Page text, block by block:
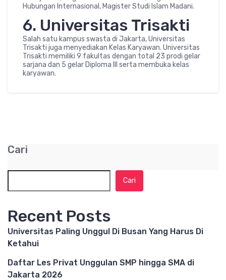
Hubungan Internasional, Magister Studi Islam Madani.
6. Universitas Trisakti
Salah satu kampus swasta di Jakarta, Universitas
Trisakti juga menyediakan Kelas Karyawan. Universitas
Trisakti memiliki 9 fakultas dengan total 23 prodi gelar
sarjana dan 5 gelar Diploma III serta membuka kelas
karyawan.
Cari
Cari
Recent Posts
Universitas Paling Unggul Di Busan Yang Harus Di
Ketahui
Daftar Les Privat Unggulan SMP hingga SMA di
Jakarta 2026